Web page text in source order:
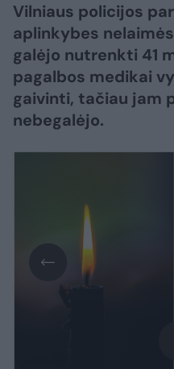
Vilniaus policijos
aplinkybes
galėjo nutrenkti 41
pagalbos medikai
gaivinti, tačiau jam
nebegalėjo.